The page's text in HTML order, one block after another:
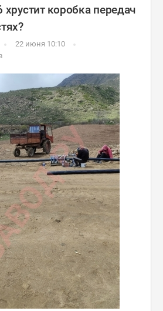
коробка передач
22 июня 10:10